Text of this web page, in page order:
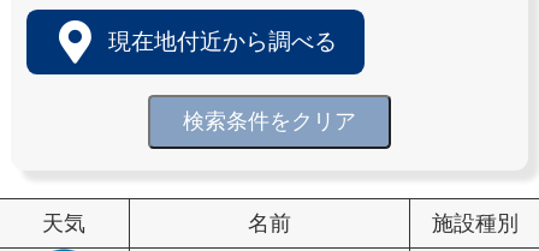
現在地付近から調べる
検索条件をクリア
天気 名前 施設種別